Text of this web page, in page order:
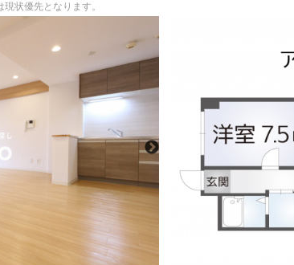
状優先となります。